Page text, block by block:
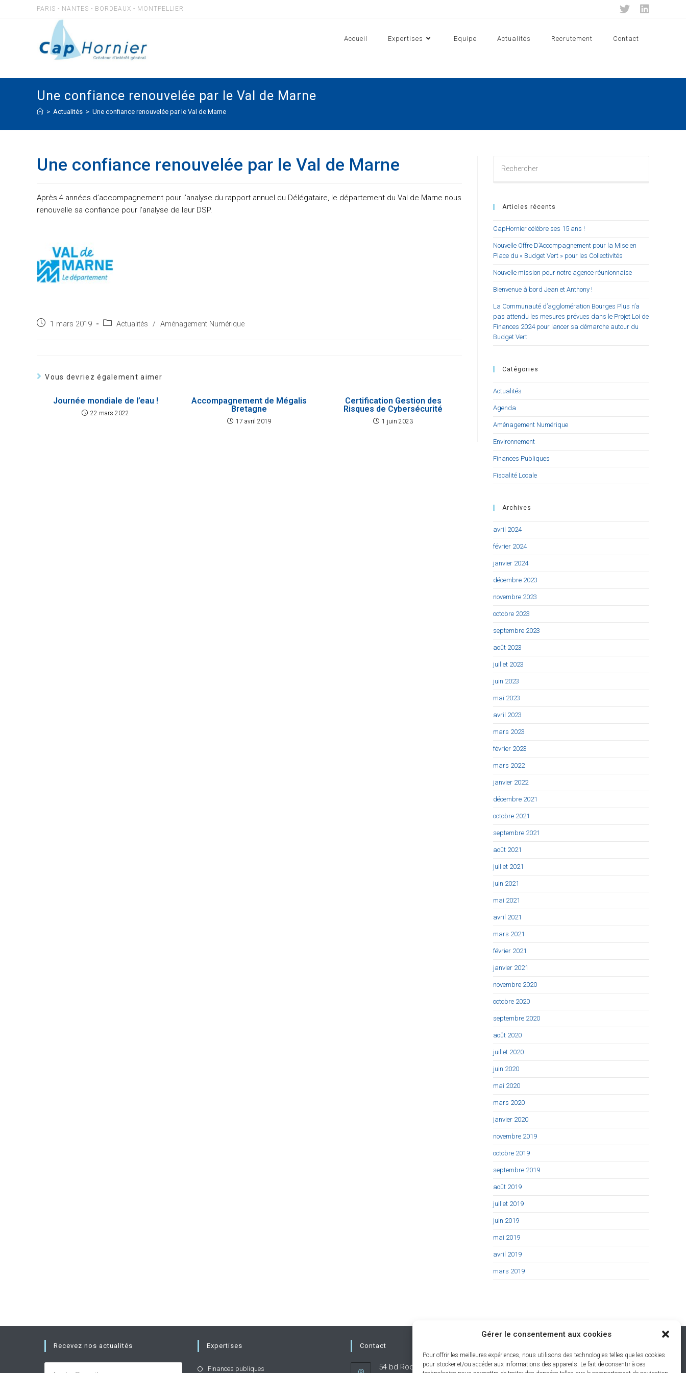
Gérer le consentement aux cookies
Pour offrir les meilleures expériences, nous utilisons des technologies telles que les cookies
pour stocker et/ou accéder aux informations des appareils. Le fait de consentir à ces
PARIS - NANTES - BORDEAUX - MONTPELLIER
Accueil Expertises Equipe Actualités Recrutement Contact
Une confiance renouvelée par le Val de Marne
> Actualités > Une confiance renouvelée par le Val de Marne
Une confiance renouvelée par le Val de Marne
Après 4 années d’accompagnement pour l’analyse du rapport annuel du Délégataire, le département du Val de Marne nous
renouvelle sa confiance pour l’analyse de leur DSP.
Post1 mars 2019
PostActualités / Aménagement Numérique
Vous devriez également aimer
Journée mondiale de l’eau !
22 mars 2022
Accompagnement de Mégalis
Bretagne
17 avril 2019
Certification Gestion des
Risques de Cybersécurité
1 juin 2023
sur
Articles récents
CapHornier célèbre ses 15 ans !
Nouvelle Offre D’Accompagnement pour la Mise en
Place du « Budget Vert » pour les Collectivités
Nouvelle mission pour notre agence réunionnaise
Bienvenue à bord Jean et Anthony !
La Communauté d’agglomération Bourges Plus n’a
pas attendu les mesures prévues dans le Projet Loi de
Finances 2024 pour lancer sa démarche autour du
Budget Vert
Catégories
Actualités
Agenda
Aménagement Numérique
Environnement
Finances Publiques
Fiscalité Locale
Archives
avril 2024
février 2024
janvier 2024
décembre 2023
novembre 2023
octobre 2023
septembre 2023
août 2023
juillet 2023
juin 2023
mai 2023
avril 2023
mars 2023
février 2023
mars 2022
janvier 2022
décembre 2021
octobre 2021
septembre 2021
août 2021
juillet 2021
juin 2021
mai 2021
avril 2021
mars 2021
février 2021
janvier 2021
novembre 2020
octobre 2020
septembre 2020
août 2020
juillet 2020
juin 2020
mai 2020
mars 2020
janvier 2020
novembre 2019
octobre 2019
septembre 2019
août 2019
juillet 2019
juin 2019
mai 2019
avril 2019
mars 2019
Recevez nos actualités Expertises
Finances publiques
Contact
54 bd Rodin 92130 Issy-Les-